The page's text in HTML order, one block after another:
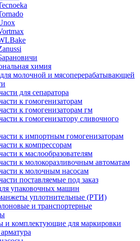
химия
молочной и мясоперерабатывающей
для сепаратора
к гомогенизаторам
к гомогенизаторам гм
к гомогенизатору сливочного
к импортным гомогенизаторам
к компрессорам
к маслообразователям
к молокоразливочным автоматам
к молочным насосам
поставляемые под заказ
упаковочных машин
уплотнительные (РТИ)
и транспортерные
и комплектующие для маркировки